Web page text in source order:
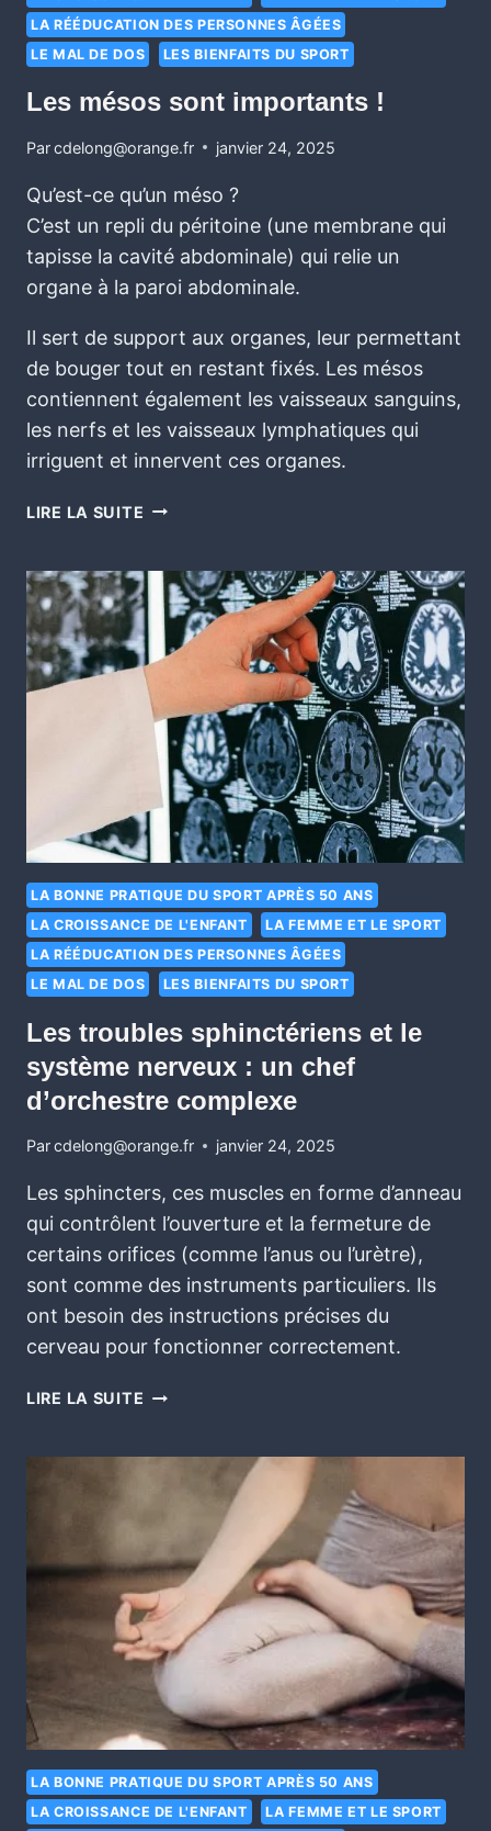
LA RÉÉDUCATION DES PERSONNES ÂGÉES
LE MAL DE DOS
LES BIENFAITS DU SPORT
Les mésos sont importants !
Parcdelong@orange.fr janvier 24, 2025
Qu’est-ce qu’un méso ?
C’est un repli du péritoine (une membrane qui
tapisse la cavité abdominale) qui relie un
organe à la paroi abdominale.
Il sert de support aux organes, leur permettant
de bouger tout en restant fixés. Les mésos
contiennent également les vaisseaux sanguins,
les nerfs et les vaisseaux lymphatiques qui
irriguent et innervent ces organes.
LIRE LA SUITE
LA BONNE PRATIQUE DU SPORT APRÈS 50 ANS
LA CROISSANCE DE L'ENFANT
LA FEMME ET LE SPORT
LA RÉÉDUCATION DES PERSONNES ÂGÉES
LE MAL DE DOS
LES BIENFAITS DU SPORT
Les troubles sphinctériens et le
système nerveux : un chef
d’orchestre complexe
Parcdelong@orange.fr janvier 24, 2025
Les sphincters, ces muscles en forme d’anneau
qui contrôlent l’ouverture et la fermeture de
certains orifices (comme l’anus ou l’urètre),
sont comme des instruments particuliers. Ils
ont besoin des instructions précises du
cerveau pour fonctionner correctement.
LIRE LA SUITE
LA BONNE PRATIQUE DU SPORT APRÈS 50 ANS
LA CROISSANCE DE L'ENFANT
LA FEMME ET LE SPORT